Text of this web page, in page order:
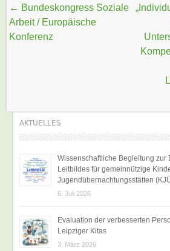
Beitragsnavigation
← Bundeskongress Soziale
Arbeit / Europäische
Konferenz
AKTUELLES
Wissenschaftliche Begleitung zur
Leitbildes für gemeinnützige
Jugendübernachtungsstätten
6. Juli 2026
Evaluation der verbesserten
Leipziger Kitas
3. März 2026